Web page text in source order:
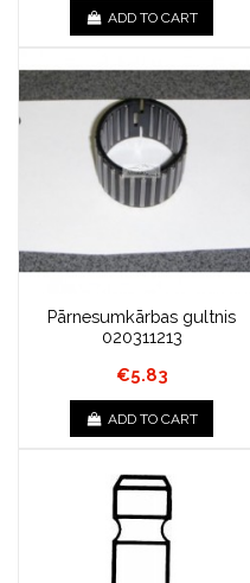
ADD TO CART
Pārnesumkārbas gultnis
020311213
€5.83
ADD TO CART